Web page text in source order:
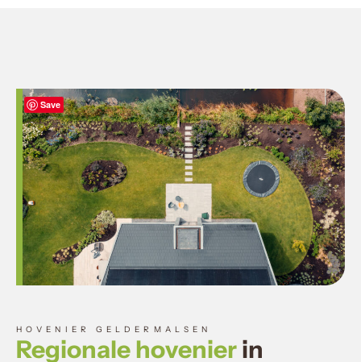
HOVENIER GELDERMALSEN
Regionale hovenierin
Save